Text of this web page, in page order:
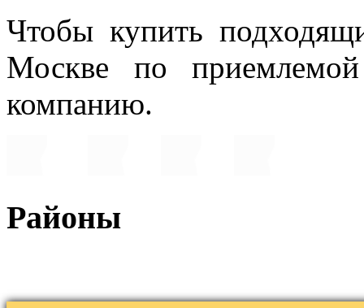
Чтобы купить
Москве по
компанию.
Районы